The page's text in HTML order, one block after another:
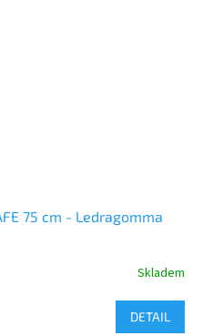
75 cm - Ledragomma
Skladem
DETAIL